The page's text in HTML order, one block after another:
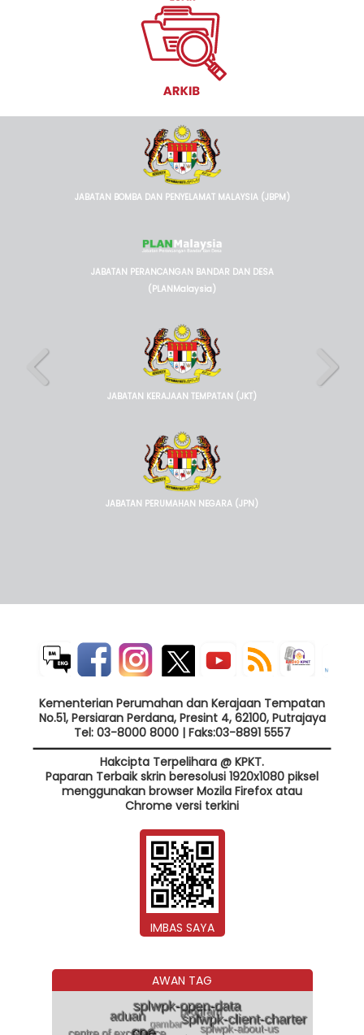
JABATAN BOMBA DAN PENYELAMAT MALAYSIA (JBPM)
JABATAN PERANCANGAN BANDAR DAN DESA
(PLANMalaysia)
JABATAN KERAJAAN TEMPATAN (JKT)
JABATAN PERUMAHAN NEGARA (JPN)
Kementerian Perumahan dan Kerajaan Tempatan
No.51, Persiaran Perdana, Presint 4, 62100, Putrajaya
Tel: 03-8000 8000 | Faks:03-8891 5557
Hakcipta Terpelihara @ KPKT.
Paparan Terbaik skrin beresolusi 1920x1080 piksel
menggunakan browser Mozila Firefox atau
Chrome versi terkini
IMBAS SAYA
AWAN TAG